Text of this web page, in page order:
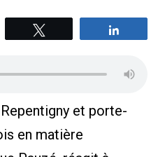
et porte-
en matière